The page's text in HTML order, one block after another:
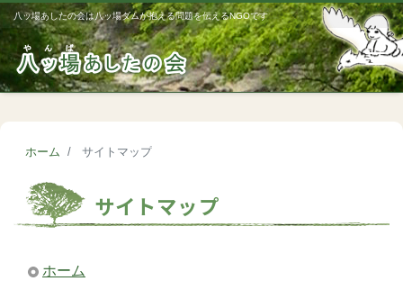
八ッ場あしたの会は八ッ場ダムが抱える問題を伝えるNGOです
ホーム サイトマップ
サイトマップ
ホーム